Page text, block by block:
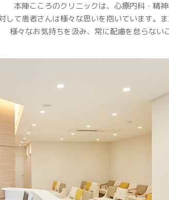
本陣こころのクリニックは、心療内科・精
して患者さんは様々な思いを抱いています。
様々なお気持ちを汲み、常に配慮を怠らない